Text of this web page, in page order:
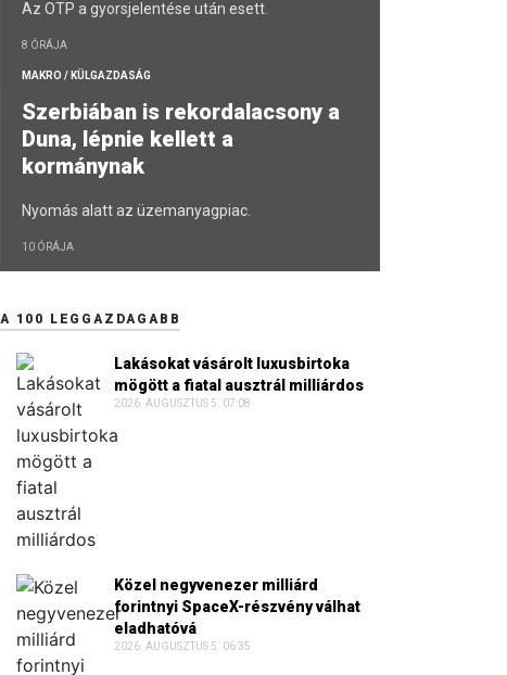
Az OTP a gyorsjelentése után esett.
8 ÓRÁJA
MAKRO / KÜLGAZDASÁG
Szerbiában is rekordalacsony a
Duna, lépnie kellett a
kormánynak
Nyomás alatt az üzemanyagpiac.
10 ÓRÁJA
A 100 LEGGAZDAGABB
Lakásokat vásárolt luxusbirtoka
mögött a fiatal ausztrál milliárdos
2026. AUGUSZTUS 5. 07:08
Közel negyvenezer milliárd
forintnyi SpaceX-részvény válhat
eladhatóvá
2026. AUGUSZTUS 5. 06:35